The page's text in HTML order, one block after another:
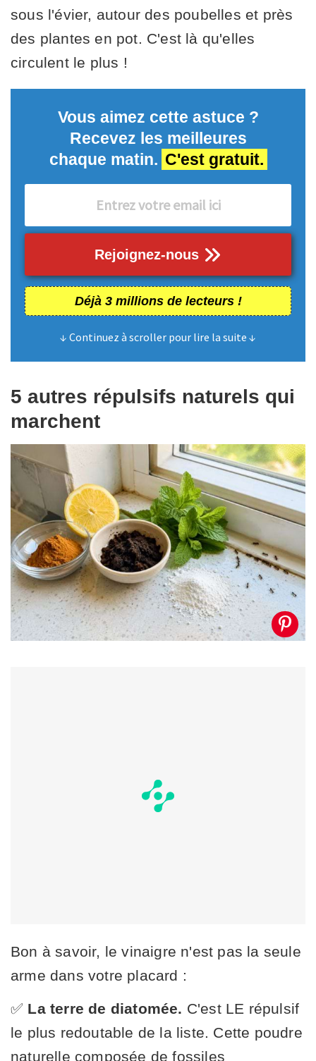
sous l'évier, autour des poubelles et près
des plantes en pot. C'est là qu'elles
circulent le plus !
Vous aimez cette astuce ?
Recevez les meilleures
chaque matin. C'est gratuit.
Rejoignez-nous
Déjà 3 millions de lecteurs !
↓ Continuez à scroller pour lire la suite ↓
5 autres répulsifs naturels qui
marchent
Bon à savoir, le vinaigre n'est pas la seule
arme dans votre placard :
✅ La terre de diatomée. C'est LE répulsif
le plus redoutable de la liste. Cette poudre
naturelle composée de fossiles